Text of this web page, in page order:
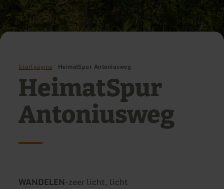
Startpagina HeimatSpur Antoniusweg
HeimatSpur
Antoniusweg
Soort
WANDELEN-Moeilijkheidsgraad:
zeer licht, licht